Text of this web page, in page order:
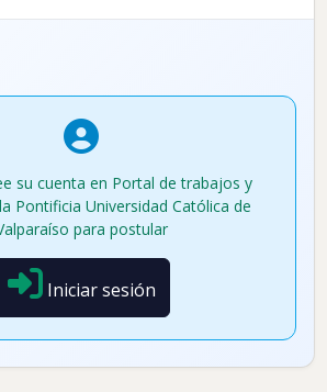
su cuenta en Portal de trabajos y
Pontificia Universidad Católica de
para postular
Iniciar sesión